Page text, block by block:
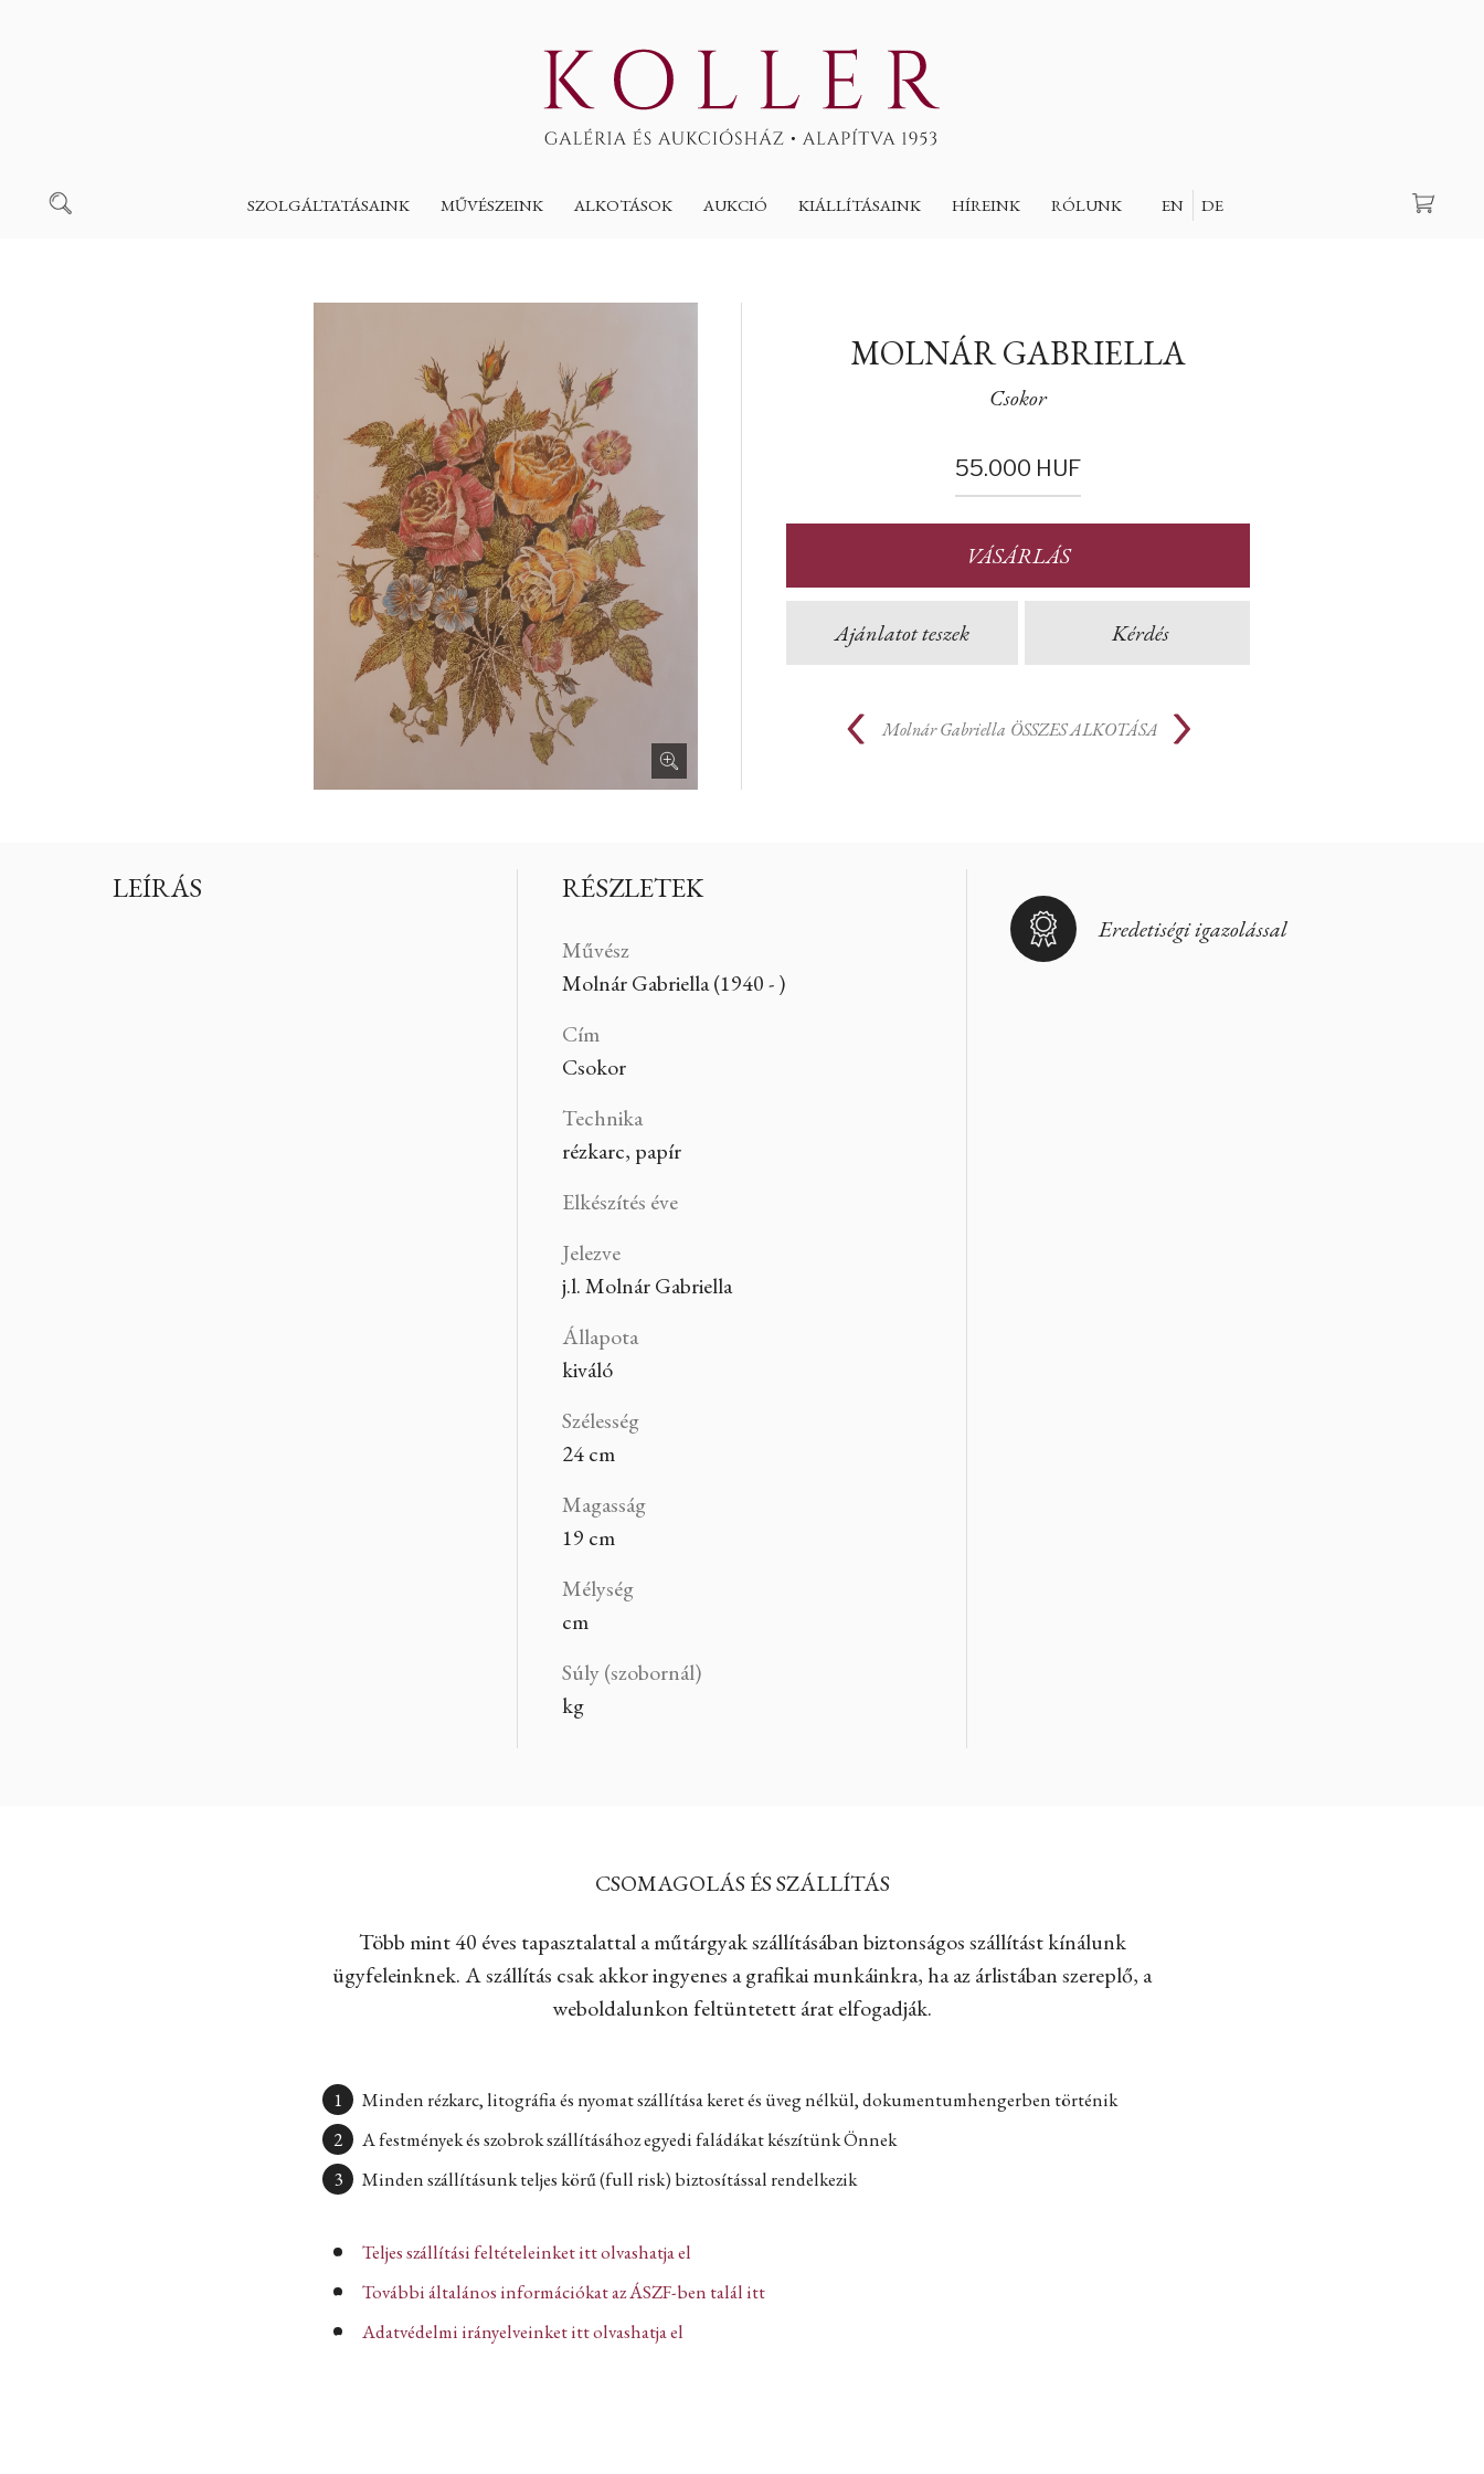
SZOLGÁLTATÁSAINK MŰVÉSZEINK ALKOTÁSOK AUKCIÓ KIÁLLÍTÁSAINK HÍREINK RÓLUNK EN DE
Keresés
MOLNÁR GABRIELLA
Csokor
55.000 HUF
VÁSÁRLÁS
Ajánlatot teszek Kérdés
Molnár Gabriella ÖSSZES ALKOTÁSA
LEÍRÁS RÉSZLETEK
Művész
Molnár Gabriella (1940 - )
Cím
Csokor
Technika
rézkarc, papír
Elkészítés éve
Jelezve
j.l. Molnár Gabriella
Állapota
kiváló
Szélesség
24 cm
Magasság
19 cm
Mélység
cm
Súly (szobornál)
kg
Eredetiségi igazolással
CSOMAGOLÁS ÉS SZÁLLÍTÁS
Több mint 40 éves tapasztalattal a műtárgyak szállításában biztonságos szállítást kínálunk
ügyfeleinknek. A szállítás csak akkor ingyenes a grafikai munkáinkra, ha az árlistában szereplő, a
weboldalunkon feltüntetett árat elfogadják.
Minden rézkarc, litográfia és nyomat szállítása keret és üveg nélkül, dokumentumhengerben történik
A festmények és szobrok szállításához egyedi faládákat készítünk Önnek
Minden szállításunk teljes körű (full risk) biztosítással rendelkezik
Teljes szállítási feltételeinket itt olvashatja el
További általános információkat az ÁSZF-ben talál itt
Adatvédelmi irányelveinket itt olvashatja el